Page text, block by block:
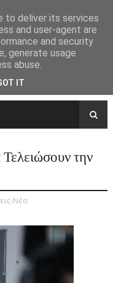
την
Νέα
to deliver its services
and user-agent are
and security
generate usage
abuse.
IT